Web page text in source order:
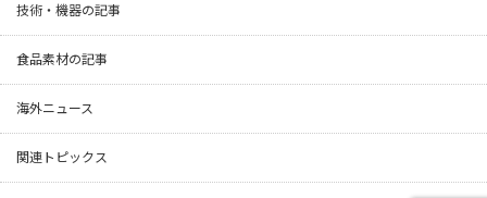
技術・機器の記事
食品素材の記事
海外ニュース
関連トピックス